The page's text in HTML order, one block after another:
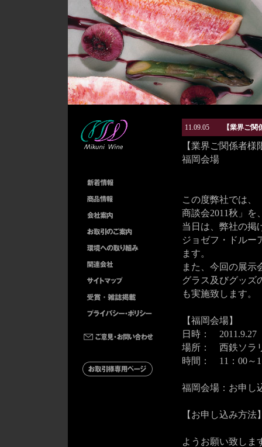
11.09.05 【業界ご
【業界ご関係者
福岡会場
この度弊社では
商談会2011秋」を
当日は、弊社の掲
ジョゼフ・ドルー
ます。
また、今回の展示
グラス及びグッズ
も実施致します。
【福岡会場】
日時： 2011.9.27
場所： 西鉄ソラ
時間： 11：00～
福岡会場：お申し
【お申し込み方
ようお願い致しま